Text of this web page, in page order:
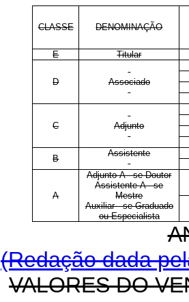
CLASSE DENOMINAÇÃO
E Titular
D Associado
C Adjunto
B
Assistente
A
Adjunto-A - se Doutor
Assistente-A - se
Mestre
Auxiliar - se Graduado
ou Especialista
(Redação dada
VALORES DO